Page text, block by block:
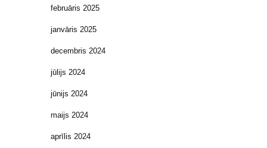
februāris 2025
janvāris 2025
decembris 2024
jūlijs 2024
jūnijs 2024
maijs 2024
aprīlis 2024